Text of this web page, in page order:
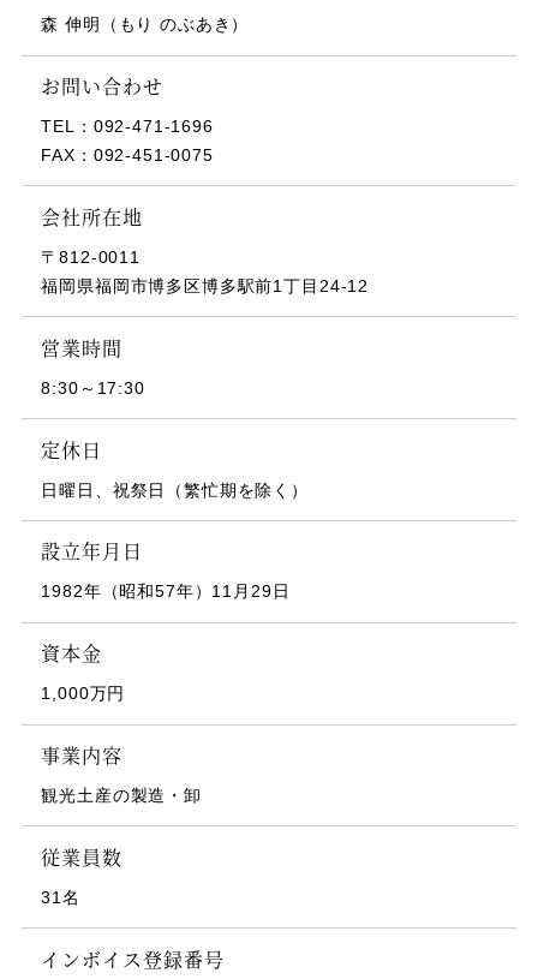
森 伸明（もり のぶあき）
お問い合わせ
TEL： 092-471-1696
FAX： 092-451-0075
会社所在地
〒812-0011
福岡県福岡市博多区博多駅前1丁目24-12
営業時間
8:30～17:30
定休日
日曜日、祝祭日（繁忙期を除く）
設立年月日
1982年（昭和57年）11月29日
資本金
1,000万円
事業内容
観光土産の製造・卸
従業員数
31名
インボイス登録番号